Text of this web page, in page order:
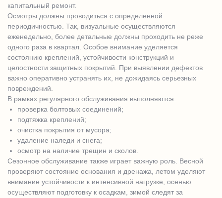
капитальный ремонт.
Осмотры должны проводиться с определенной
периодичностью. Так, визуальные осуществляются
еженедельно, более детальные должны проходить не реже
одного раза в квартал. Особое внимание уделяется
состоянию креплений, устойчивости конструкций и
целостности защитных покрытий. При выявлении дефектов
важно оперативно устранять их, не дожидаясь серьезных
повреждений.
В рамках регулярного обслуживания выполняются:
проверка болтовых соединений;
подтяжка креплений;
очистка покрытия от мусора;
удаление наледи и снега;
осмотр на наличие трещин и сколов.
Сезонное обслуживание также играет важную роль. Весной
проверяют состояние основания и дренажа, летом уделяют
внимание устойчивости к интенсивной нагрузке, осенью
осуществляют подготовку к осадкам, зимой следят за